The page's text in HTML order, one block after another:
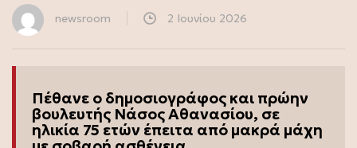
newsroom 2 Ιουνίου 2026
Πέθανε ο δημοσιογράφος και πρώην
βουλευτής Νάσος Αθανασίου, σε
ηλικία 75 ετών έπειτα από μακρά μάχη